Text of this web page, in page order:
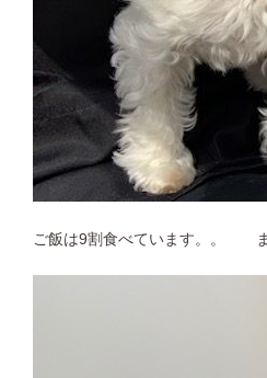
ご飯は9割食べています。。 ま